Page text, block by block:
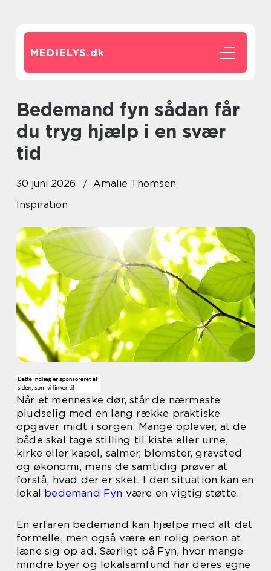
MEDIELYS.dk
Bedemand fyn sådan får
du tryg hjælp i en svær
tid
30 juni 2026
Amalie Thomsen
Inspiration
Når et menneske dør, står de nærmeste
pludselig med en lang række praktiske
opgaver midt i sorgen. Mange oplever, at de
både skal tage stilling til kiste eller urne,
kirke eller kapel, salmer, blomster, gravsted
og økonomi, mens de samtidig prøver at
forstå, hvad der er sket. I den situation kan en
lokal bedemand Fyn være en vigtig støtte.
En erfaren bedemand kan hjælpe med alt det
formelle, men også være en rolig person at
læne sig op ad. Særligt på Fyn, hvor mange
mindre byer og lokalsamfund har deres egne